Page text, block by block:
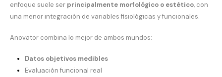
enfoque suele ser principalmente morfológico o estético, con
una menor integración de variables fisiológicas y funcionales.
Anovator combina lo mejor de ambos mundos:
Datos objetivos medibles
Evaluación funcional real